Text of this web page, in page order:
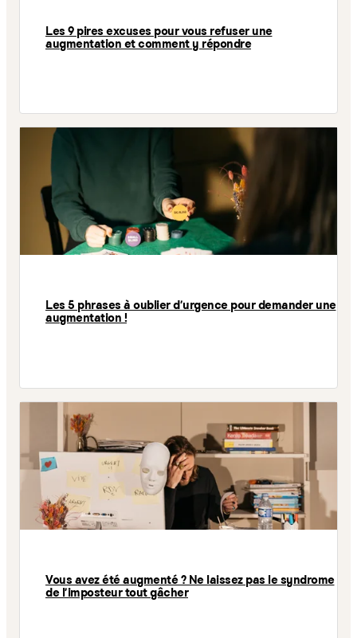
Les 9 pires excuses pour vous refuser une
augmentation et comment y répondre
Les 5 phrases à oublier d'urgence pour demander une
augmentation !
Vous avez été augmenté ? Ne laissez pas le syndrome
de l'imposteur tout gâcher